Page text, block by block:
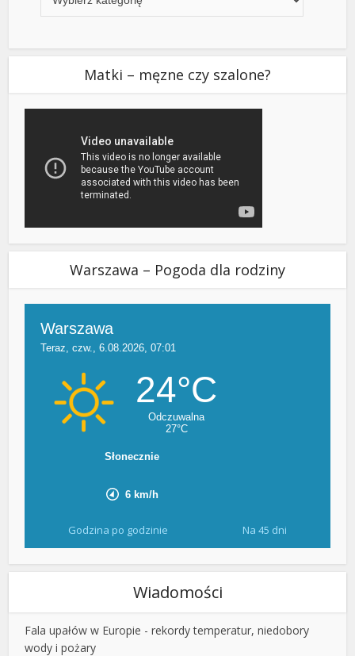
Matki – męzne czy szalone?
Warszawa – Pogoda dla rodziny
Godzina po godzinie Na 45 dni
Wiadomości
Fala upałów w Europie - rekordy temperatur, niedobory
wody i pożary